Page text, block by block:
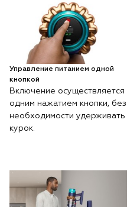
Управление питанием одной
кнопкой
Включение осуществляется
одним нажатием кнопки, без
необходимости удерживать
курок.